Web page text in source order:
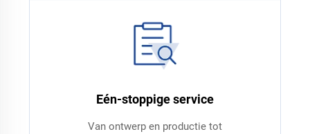
Eén-stoppige service
Van ontwerp en productie tot